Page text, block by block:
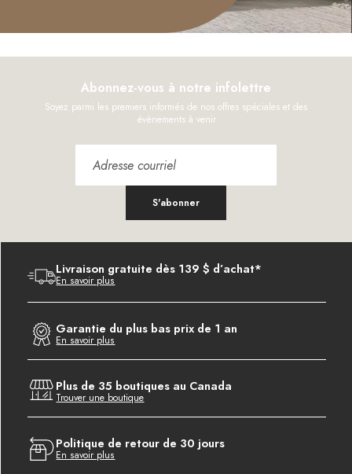
Abonnez-vous à notre infolettre
Soyez parmi les premiers informés de nos offres spéciales et des
évènements à venir
S'abonner
Livraison gratuite dès 139 $ d’achat*
En savoir plus
Garantie du plus bas prix de 1 an
En savoir plus
Plus de 35 boutiques au Canada
Trouver une boutique
Politique de retour de 30 jours
En savoir plus